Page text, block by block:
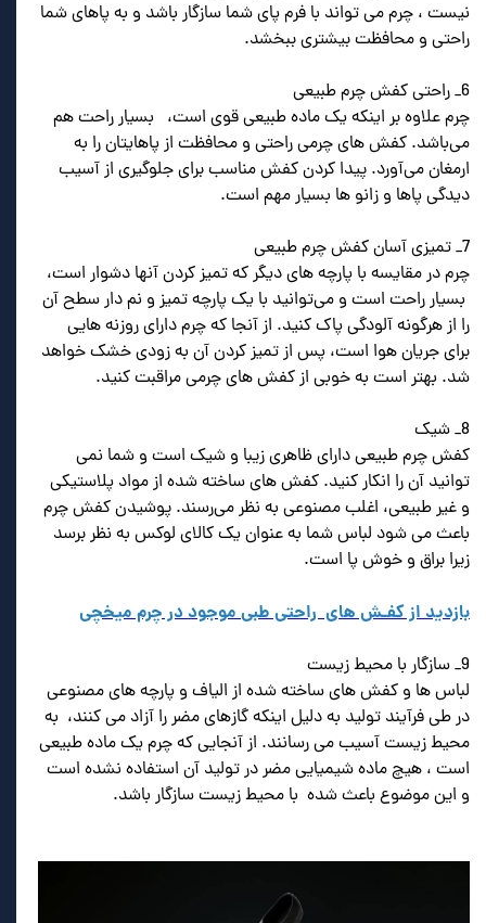
نیست ، چرم می تواند با فرم پای شما سازگار باشد و به پاهای شما
راحتی و محافظت بیشتری ببخشد.
6_ راحتی کفش چرم طبیعی
چرم علاوه بر اینکه یک ماده طبیعی قوی است، بسیار راحت هم
می‌باشد. کفش های چرمی راحتی و محافظت از پاهایتان را به
ارمغان می‌آورد. پیدا کردن کفش مناسب برای جلوگیری از آسیب
دیدگی پاها و زانو ها بسیار مهم است.
7_ تمیزی آسان کفش چرم طبیعی
چرم در مقایسه با پارچه های دیگر که تمیز کردن آنها دشوار است،
بسیار راحت است و می‌توانید با یک پارچه تمیز و نم دار سطح آن
را از هرگونه آلودگی پاک کنید. از آنجا که چرم دارای روزنه هایی
برای جریان هوا است، پس از تمیز کردن آن به زودی خشک خواهد
شد. بهتر است به خوبی از کفش های چرمی مراقبت کنید.
8_ شیک
کفش چرم طبیعی دارای ظاهری زیبا و شیک است و شما نمی
توانید آن را انکار کنید. کفش های ساخته شده از مواد پلاستیکی
و غیر طبیعی، اغلب مصنوعی به نظر می‌رسند. پوشیدن کفش چرم
باعث می شود لباس شما به عنوان یک کالای لوکس به نظر برسد
زیرا براق و خوش پا است.
بازدید از کفـش هایراحتی طبیموجود در چرم میخچی
9_ سازگار با محیط زیست
لباس ها و کفش های ساخته شده از الیاف و پارچه های مصنوعی
در طی فرآیند تولید به دلیل اینکه گازهای مضر را آزاد می کنند، به
محیط زیست آسیب می رسانند. از آنجایی که چرم یک ماده طبیعی
است ، هیچ ماده شیمیایی مضر در تولید آن استفاده نشده است
و این موضوع باعث شده با محیط زیست سازگار باشد.